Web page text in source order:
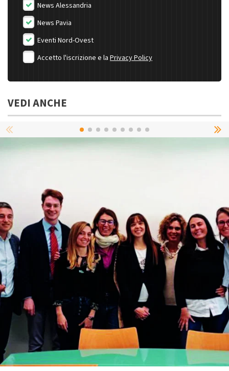
News Alessandria
News Pavia
Eventi Nord-Ovest
Accetto l'iscrizione e la Privacy Policy
VEDI ANCHE